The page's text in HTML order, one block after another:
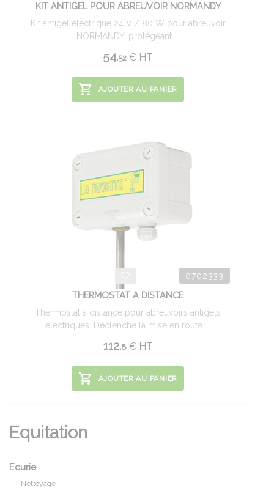
KIT ANTIGEL POUR ABREUVOIR NORMANDY
Kit antigel électrique 24 V / 80 W pour abreuvoir
NORMANDY, protégeant ...
54.52 € HT
AJOUTER AU PANIER
0702333
THERMOSTAT A DISTANCE
Thermostat à distance pour abreuvoirs antigels
électriques. Déclenche la mise en route ...
112.8 €HT
AJOUTER AU PANIER
Equitation
Ecurie
Nettoyage